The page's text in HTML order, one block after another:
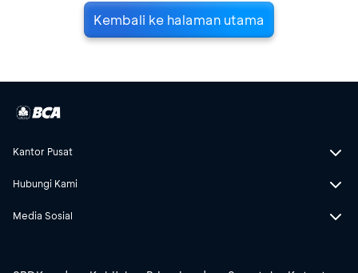
Kembali ke halaman utama
Kantor Pusat
Hubungi Kami
Media Sosial